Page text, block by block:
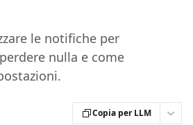
le notifiche per
nulla e come
Copia per LLM